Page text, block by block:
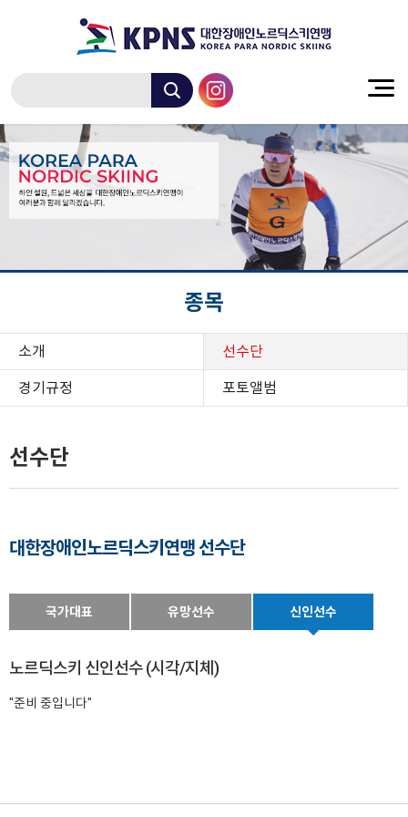
종목
소개 선수단
경기규정 포토앨범
선수단
대한장애인노르딕스키연맹 선수단
국가대표 유망선수 신인선수
노르딕스키 신인선수 (시각/지체)
"준비 중입니다"